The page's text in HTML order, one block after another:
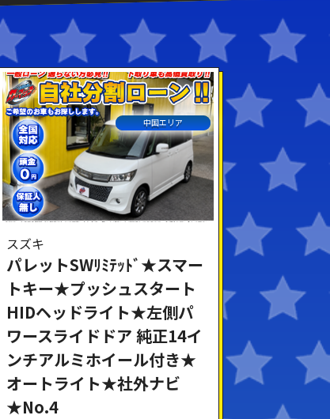
中国エリア
スズキ
パレットSWﾘﾐﾃｯﾄﾞ★スマー
トキー★プッシュスタート
HIDヘッドライト★左側パ
ワースライドドア 純正14イ
ンチアルミホイール付き★
オートライト★社外ナビ
★No.4